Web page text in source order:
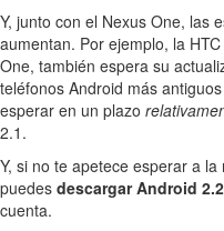
Y, junto con el Nexus One, las
aumentan. Por ejemplo, la
One, también espera su
teléfonos Android más
esperar en un plazo
2.1.
Y, si no te apetece esperar a
puedes descargar Android
cuenta.